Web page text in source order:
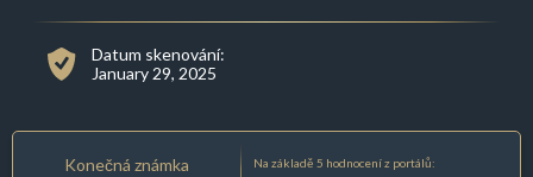
Datum skenování:
January 29, 2025
Konečná známka Na základě 5 hodnocení z portálů: